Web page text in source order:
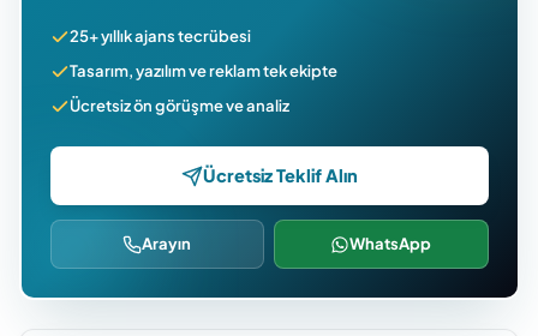
25+ yıllık ajans tecrübesi
Tasarım, yazılım ve reklam tek ekipte
Ücretsiz ön görüşme ve analiz
Ücretsiz Teklif Alın
Arayın WhatsApp